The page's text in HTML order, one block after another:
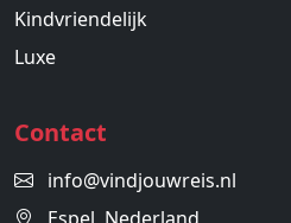
Kindvriendelijk
Luxe
Contact
info@vindjouwreis.nl